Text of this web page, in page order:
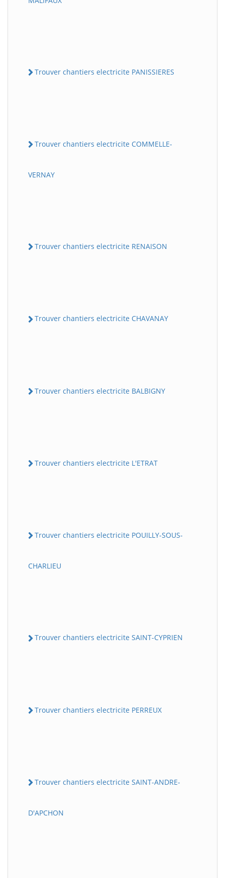
Trouver chantiers electricite PANISSIERES
Trouver chantiers electricite COMMELLE-
VERNAY
Trouver chantiers electricite RENAISON
Trouver chantiers electricite CHAVANAY
Trouver chantiers electricite BALBIGNY
Trouver chantiers electricite L'ETRAT
Trouver chantiers electricite POUILLY-SOUS-
CHARLIEU
Trouver chantiers electricite SAINT-CYPRIEN
Trouver chantiers electricite PERREUX
Trouver chantiers electricite SAINT-ANDRE-
D'APCHON